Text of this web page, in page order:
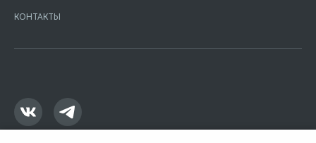
16.01.2015. Предложение ограничено и не является публичной
КОНТАКТЫ